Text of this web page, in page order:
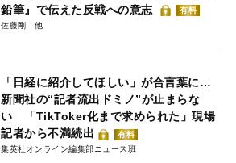
鉛筆』で伝えた反戦への意志
有料
佐藤剛
「日経に紹介してほしい」が合言葉に…
新聞社の“記者流出ドミノ”が止まらな
い 「TikToker化まで求められた」現場
記者から不満続出
有料
集英社オンライン編集部ニュース班